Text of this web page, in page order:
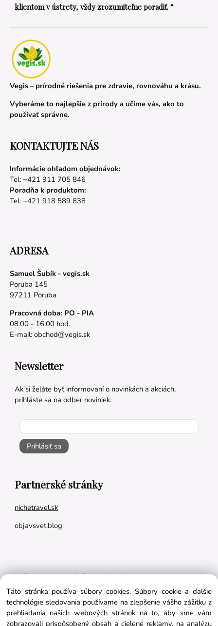
klientom v ústrety, vždy zrozumiteľne poradiť. “
Vegis – prírodné riešenia pre zdravie, rovnováhu a krásu.
Vyberáme to najlepšie z prírody a učíme vás, ako to
používať správne.
KONTAKTUJTE NÁS
Informácie ohľadom objednávok:
Tel: +421 911 705 846
Poradňa k produktom:
Tel: +421 918 589 838
ADRESA
Samuel Šubík - vegis.sk
Poruba 145
97211 Poruba
Pracovná doba: PO - PIA
08.00 - 16.00 hod.
E-mail: obchod@vegis.sk
Newsletter
Ak si želáte byť informovaní o novinkách a akciách,
prihláste sa na odber noviniek:
Prihlásiť sa
Partnerské stránky
nichetravel.sk
objavsvet.blog
Naše appky pre vás úplne ZADARMO:
Tréningový plán na mieru
BMI kalkulačka
Táto stránka používa súbory cookies. Súbory cookie a ďalšie
technológie sledovania používame na zlepšenie vášho zážitku z
prehliadania našich webových stránok na to, aby sme vám
zobrazovali prispôsobený obsah a cielené reklamy, na analýzu